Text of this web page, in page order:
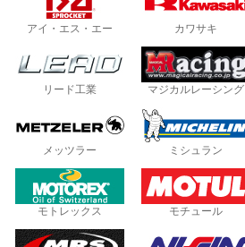
アイ・エス・エー カワサキ
リード工業 マジカルレーシング
メッツラー ミシュラン
モトレックス モチュール